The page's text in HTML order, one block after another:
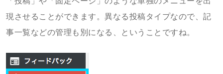
現させることができます。異なる投稿タイプなので、記
事一覧などの管理も別になる、ということですね。